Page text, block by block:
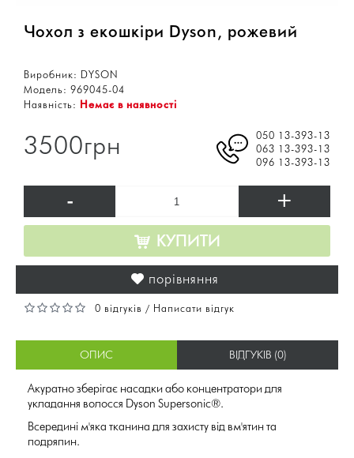
Чохол з екошкіри Dyson, рожевий
Виробник: DYSON
Модель: 969045-04
Наявність: Немає в наявності
050 13-393-13
063 13-393-13
096 13-393-13
3500грн
- +
КУПИТИ
порівняння
0 відгуків / Написати відгук
ОПИС ВІДГУКІВ (0)
Акуратно зберігає насадки або концентратори для
укладання волосся Dyson Supersonic®.
Всередині м'яка тканина для захисту від вм'ятин та
подряпин.